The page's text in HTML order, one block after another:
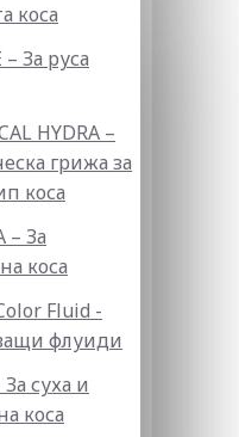
коса
За руса
HYDRA –
грижа за
коса
– За
коса
Fluid -
флуиди
суха и
коса